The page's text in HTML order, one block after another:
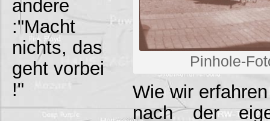
andere
:"Macht
nichts, das
geht vorbei
!"
Pinhole-
Wie wir
nach der